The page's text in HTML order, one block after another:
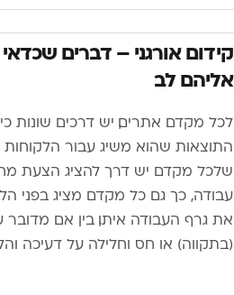
קידום אורגני – דברים
אליהם לב
לכל מקדם אתרים, יש דרכים שונות
התוצאות שהוא משיג עבור הלקוחות
שלכל מקדם יש דרך להציג הצעת
עבודה, כך גם כל מקדם מציג בפני
את גרף העבודה איתו, בין אם מדובר
(בתקווה) או חס וחלילה על דעיכה